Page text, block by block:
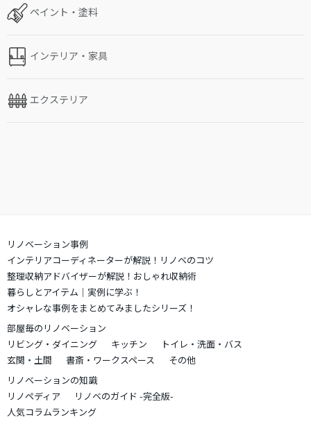
ペイント・塗料
インテリア・家具
エクステリア
リノベーション事例
インテリアコーディネーターが解説！リノベのコツ
整理収納アドバイザーが解説！おしゃれ収納術
暮らしとアイテム｜実例に学ぶ！
オシャレな事例をまとめてみましたシリーズ！
部屋毎のリノベーション
リビング・ダイニング
キッチン
トイレ・洗面・バス
玄関・土間
書斎・ワークスペース
その他
リノベーションの知識
リノペディア
リノベのガイド -完全版-
人気コラムランキング